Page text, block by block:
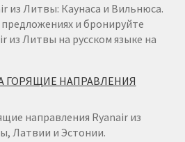
из Литвы: Каунаса и Вильнюса.
и бронируйте
из Литвы на русском языке на
ГОРЯЩИЕ НАПРАВЛЕНИЯ
направления Ryanair из
Латвии и Эстонии.